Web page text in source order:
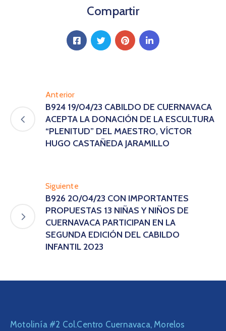
Compartir
Anterior
B924 19/04/23 CABILDO DE CUERNAVACA
ACEPTA LA DONACIÓN DE LA ESCULTURA
“PLENITUD” DEL MAESTRO, VÍCTOR
HUGO CASTAÑEDA JARAMILLO
Siguiente
B926 20/04/23 CON IMPORTANTES
PROPUESTAS 13 NIÑAS Y NIÑOS DE
CUERNAVACA PARTICIPAN EN LA
SEGUNDA EDICIÓN DEL CABILDO
INFANTIL 2023
Motolinía #2 Col.Centro Cuernavaca, Morelos